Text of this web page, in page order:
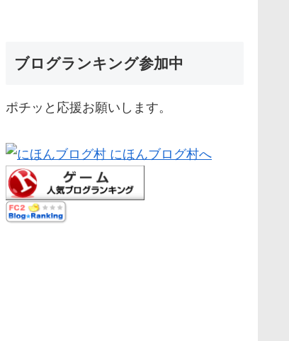
ブログランキング参加中
ポチッと応援お願いします。